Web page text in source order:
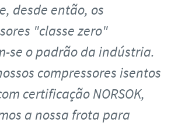
desde então, os
"classe zero"
se o padrão da indústria.
compressores isentos
certificação NORSOK,
a nossa frota para